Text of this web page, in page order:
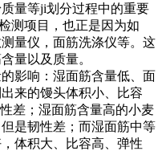
质量等ji划分过程中的重要
测项目，也正是因为如
仪，面筋洗涤仪等。这
以及质量。
：湿面筋含量低、面
来的馒头体积小、比容
差；湿面筋含量高的小麦
但是韧性差；而湿面筋中等
体积大、比容高、弹性